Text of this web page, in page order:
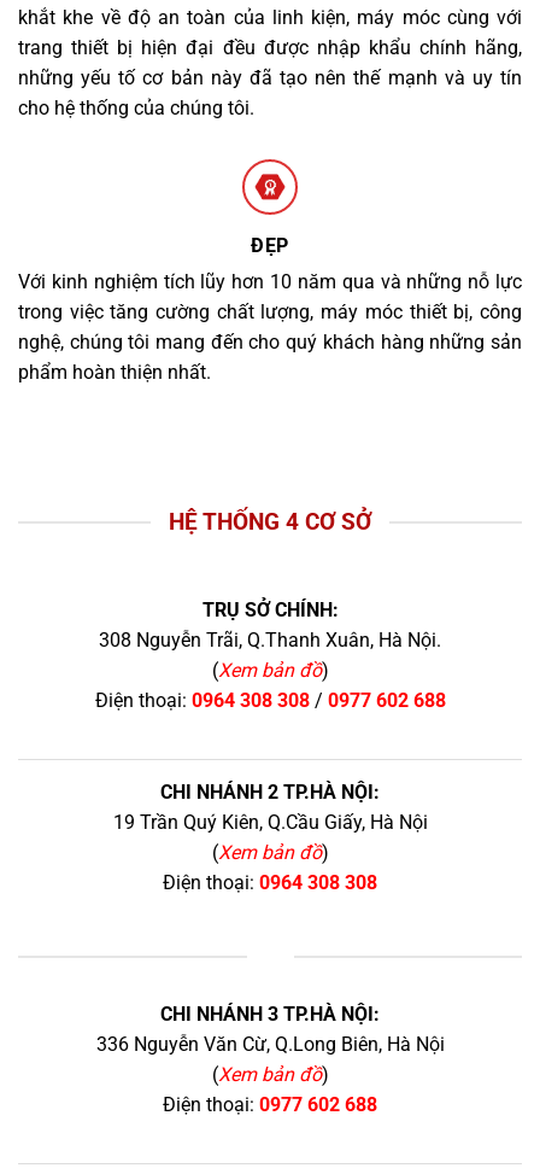
khắt khe về độ an toàn của linh kiện, máy móc cùng với
trang thiết bị hiện đại đều được nhập khẩu chính hãng,
những yếu tố cơ bản này đã tạo nên thế mạnh và uy tín
cho hệ thống của chúng tôi.
ĐẸP
Với kinh nghiệm tích lũy hơn 10 năm qua và những nỗ lực
trong việc tăng cường chất lượng, máy móc thiết bị, công
nghệ, chúng tôi mang đến cho quý khách hàng những sản
phẩm hoàn thiện nhất.
HỆ THỐNG 4 CƠ SỞ
TRỤ SỞ CHÍNH:
308 Nguyễn Trãi, Q.Thanh Xuân, Hà Nội.
(Xem bản đồ)
Điện thoại: 0964 308 308/ 0977 602 688
CHI NHÁNH 2 TP.HÀ NỘI:
19 Trần Quý Kiên, Q.Cầu Giấy, Hà Nội
(Xem bản đồ)
Điện thoại: 0964 308 308
CHI NHÁNH 3 TP.HÀ NỘI:
336 Nguyễn Văn Cừ, Q.Long Biên, Hà Nội
(Xem bản đồ)
Điện thoại: 0977 602 688